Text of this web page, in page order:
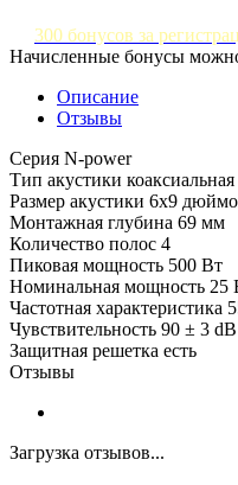
300 бонусов за
Начисленные бонусы
Описание
Отзывы
Серия N-power
Тип акустики коаксиальная
Размер акустики 6х9
Монтажная глубина 69 мм
Количество полос 4
Пиковая мощность 500 Вт
Номинальная мощность 25
Частотная характеристика
Чувствительность 90 ± 3 dB
Защитная решетка есть
Отзывы
Загрузка отзывов...